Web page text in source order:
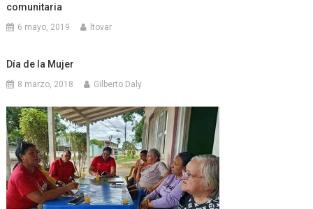
comunitaria
6 mayo, 2019 ltovar
Día de la Mujer
8 marzo, 2018 Gilberto Daly